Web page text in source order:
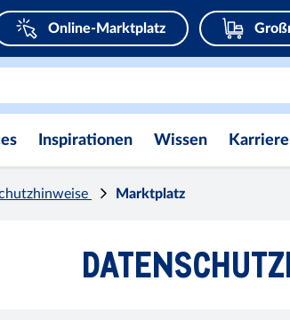
Online-Marktplatz
Inspirationen Wissen Karriere
Marktplatz